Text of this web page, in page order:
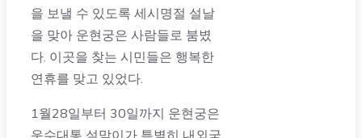
을 보낼 수 있도록 세시명절 설날
을 맞아 운현궁은 사람들로 붐볐
다. 이곳을 찾는 시민들은 행복한
연휴를 맞고 있었다.
1월28일부터 30일까지 운현궁은
운수대통 설맞이가 특별히 내외국